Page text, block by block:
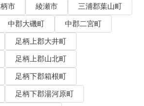
市 綾瀬市
三浦郡葉山町
中郡大磯町
中郡二宮町
足柄上郡大井町
足柄上郡山北町
足柄下郡箱根町
足柄下郡湯河原町